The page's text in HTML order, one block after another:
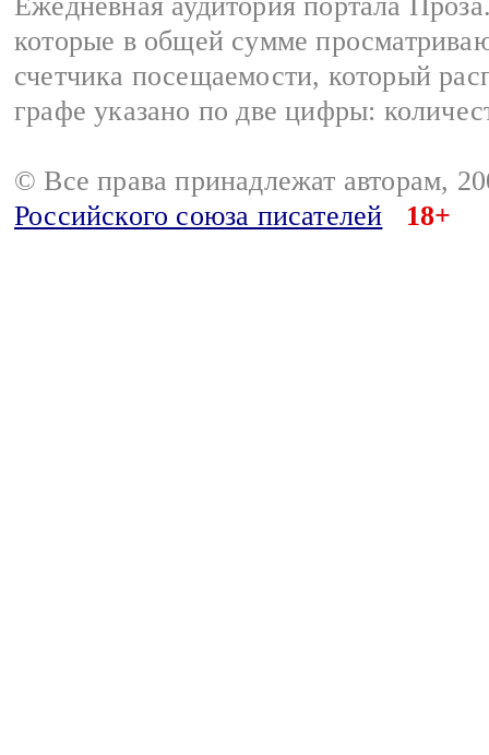
которые в общей сумме
счетчика посещаемости, который
графе указано по две цифры:
© Все права принадлежат авторам,
Российского союза писателей
18+